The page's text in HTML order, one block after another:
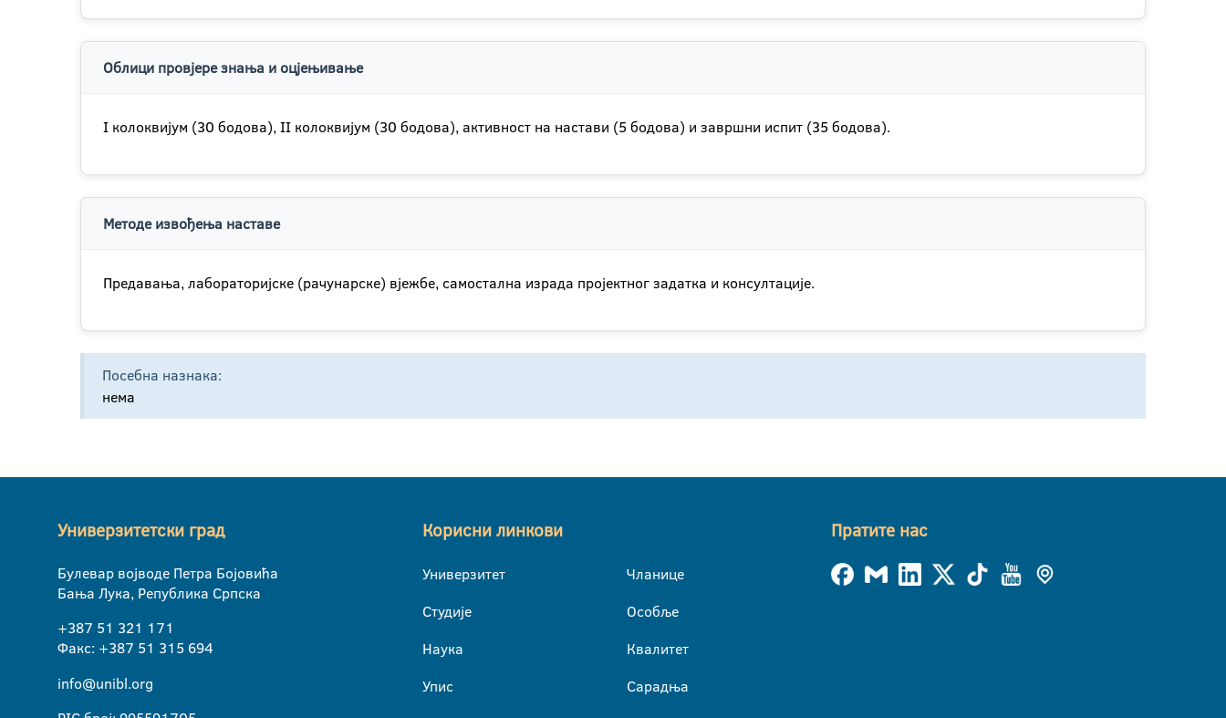
Облици провјере знања и оцјењивање
I колоквијум (30 бодова), II колоквијум (30 бодова), активност на настави (5 бодова) и завршни испит (35 бодова).
Методе извођења наставе
Предавања, лабораторијске (рачунарске) вјежбе, самостална израда пројектног задатка и консултације.
Посебна назнака:
нема
Универзитетски град
Булевар војводе Петра Бојовића
Бања Лука, Република Српска
+387 51 321 171
Факс: +387 51 315 694
info@unibl.org
Корисни линкови
Универзитет
Студије
Наука
Упис
Чланице
Особље
Квалитет
Сарадња
Пратите нас